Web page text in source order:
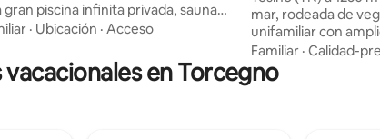
gran piscina infinita privada, sauna
y vistas espectaculares del lago,
y relajación sin concesiones,
la posibilidad de hasta 6 gracias a 2
· Ubicación · Acceso
mar, rodeada de
unifamiliar con
mesa cubierta. En el
dispone en la planta
comedor, despensa
Familiar · Calidad-
en Torcegno